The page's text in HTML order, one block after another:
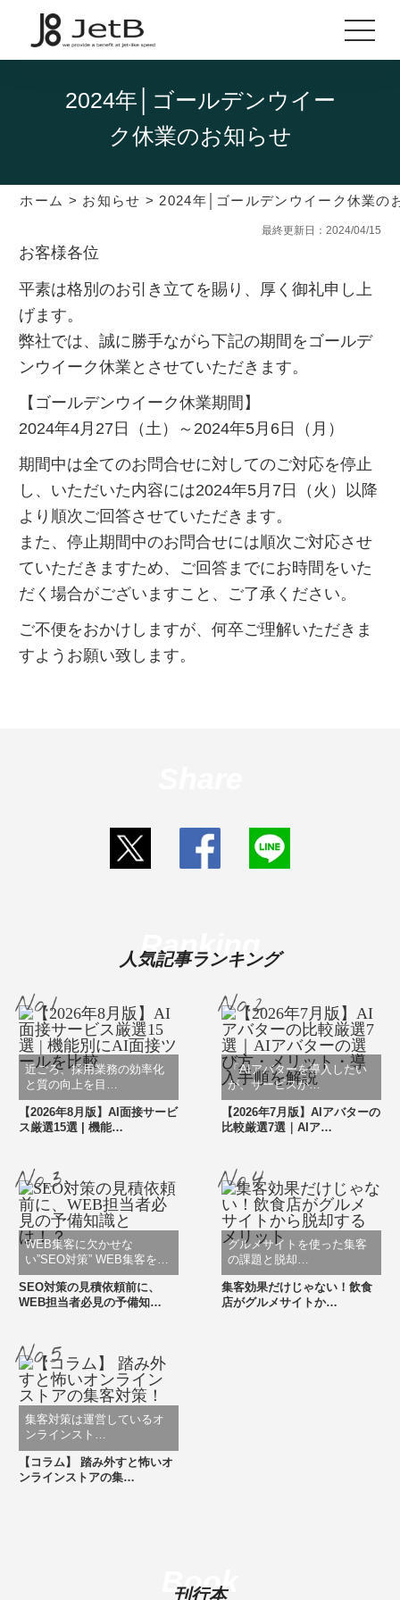
2024年│ゴールデンウイー
ク休業のお知らせ
ホーム > お知らせ > 2024年│ゴールデンウイーク休業の
最終更新日：2024/04/15
お客様各位
平素は格別のお引き立てを賜り、厚く御礼申し上
げます。
弊社では、誠に勝手ながら下記の期間をゴールデ
ンウイーク休業とさせていただきます。
【ゴールデンウイーク休業期間】
2024年4月27日（土）～2024年5月6日（月）
期間中は全てのお問合せに対してのご対応を停止
し、いただいた内容には2024年5月7日（火）以降
より順次ご回答させていただきます。
また、停止期間中のお問合せには順次ご対応させ
ていただきますため、ご回答までにお時間をいた
だく場合がございますこと、ご了承ください。
ご不便をおかけしますが、何卒ご理解いただきま
すようお願い致します。
人気記事ランキング
Ranking
近ごろ、採用業務の効率化
と質の向上を目…
【2026年8月版】AI面接サービ
ス厳選15選 | 機能…
「AIアバターを導入したい
が、サービスが…
【2026年7月版】AIアバターの
比較厳選7選｜AIア…
WEB集客に欠かせな
い”SEO対策” WEB集客を…
SEO対策の見積依頼前に、
WEB担当者必見の予備知…
グルメサイトを使った集客
の課題と脱却…
集客効果だけじゃない！飲食
店がグルメサイトか…
集客対策は運営しているオ
ンラインスト…
【コラム】 踏み外すと怖いオ
ンラインストアの集…
刊行本
Book